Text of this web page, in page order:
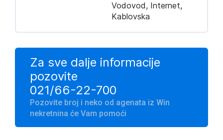
Vodovod, Internet,
Kablovska
Za sve dalje informacije
pozovite
021/66-22-700
Pozovite broj i neko od agenata iz Win
nekretnina će Vam pomoći